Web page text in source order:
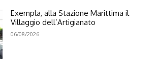
Exempla, alla Stazione Marittima il
Villaggio dell’Artigianato
06/08/2026